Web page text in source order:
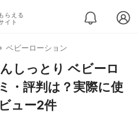
らえる
イト
ベビーローション
しっとり ベビーロ
・評判は？実際に使
ュー2件